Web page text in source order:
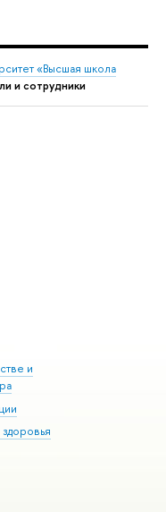
«Высшая школа
и сотрудники
и